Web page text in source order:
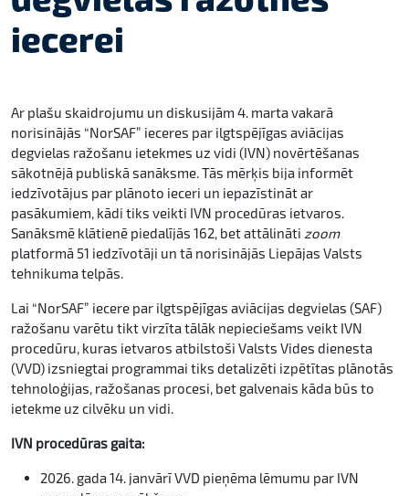
iecerei
Ar plašu skaidrojumu un diskusijām 4. marta vakarā
norisinājās “NorSAF” ieceres par ilgtspējīgas aviācijas
degvielas ražošanu ietekmes uz vidi (IVN) novērtēšanas
sākotnējā publiskā sanāksme. Tās mērķis bija informēt
iedzīvotājus par plānoto ieceri un iepazīstināt ar
pasākumiem, kādi tiks veikti IVN procedūras ietvaros.
Sanāksmē klātienē piedalījās 162, bet attālināti zoom
platformā 51 iedzīvotāji un tā norisinājās Liepājas Valsts
tehnikuma telpās.
Lai “NorSAF” iecere par ilgtspējīgas aviācijas degvielas (SAF)
ražošanu varētu tikt virzīta tālāk nepieciešams veikt IVN
procedūru, kuras ietvaros atbilstoši Valsts Vides dienesta
(VVD) izsniegtai programmai tiks detalizēti izpētītas plānotās
tehnoloģijas, ražošanas procesi, bet galvenais kāda būs to
ietekme uz cilvēku un vidi.
IVN procedūras gaita:
2026. gada 14. janvārī VVD pieņēma lēmumu par IVN